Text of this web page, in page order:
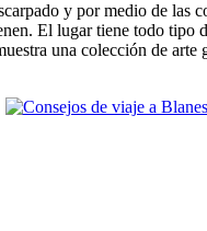
y por medio de las
El lugar tiene todo tipo
una colección de